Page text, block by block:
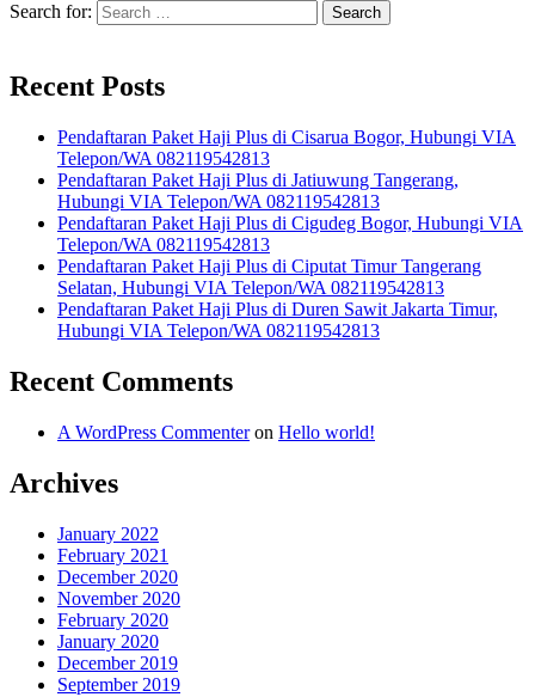
Search for:
Recent Posts
Pendaftaran Paket Haji Plus di Cisarua Bogor, Hubungi VIA
Telepon/WA 082119542813
Pendaftaran Paket Haji Plus di Jatiuwung Tangerang,
Hubungi VIA Telepon/WA 082119542813
Pendaftaran Paket Haji Plus di Cigudeg Bogor, Hubungi VIA
Telepon/WA 082119542813
Pendaftaran Paket Haji Plus di Ciputat Timur Tangerang
Selatan, Hubungi VIA Telepon/WA 082119542813
Pendaftaran Paket Haji Plus di Duren Sawit Jakarta Timur,
Hubungi VIA Telepon/WA 082119542813
Recent Comments
A WordPress Commenteron Hello world!
Archives
January 2022
February 2021
December 2020
November 2020
February 2020
January 2020
December 2019
September 2019